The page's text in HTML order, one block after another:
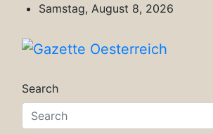
content
Samstag, August 8, 2026
Search